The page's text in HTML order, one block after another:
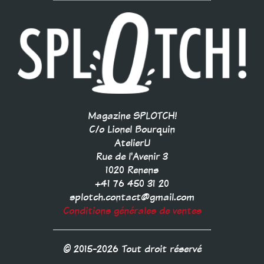
Magazine SPLOTCH!
C/o Lionel Bourquin
AtelierU
Rue de l'Avenir 3
1020 Renens
+41 76 450 31 20
splotch.contact@gmail.com
Conditions générales de ventes
© 2015-2026 Tout droit réservé